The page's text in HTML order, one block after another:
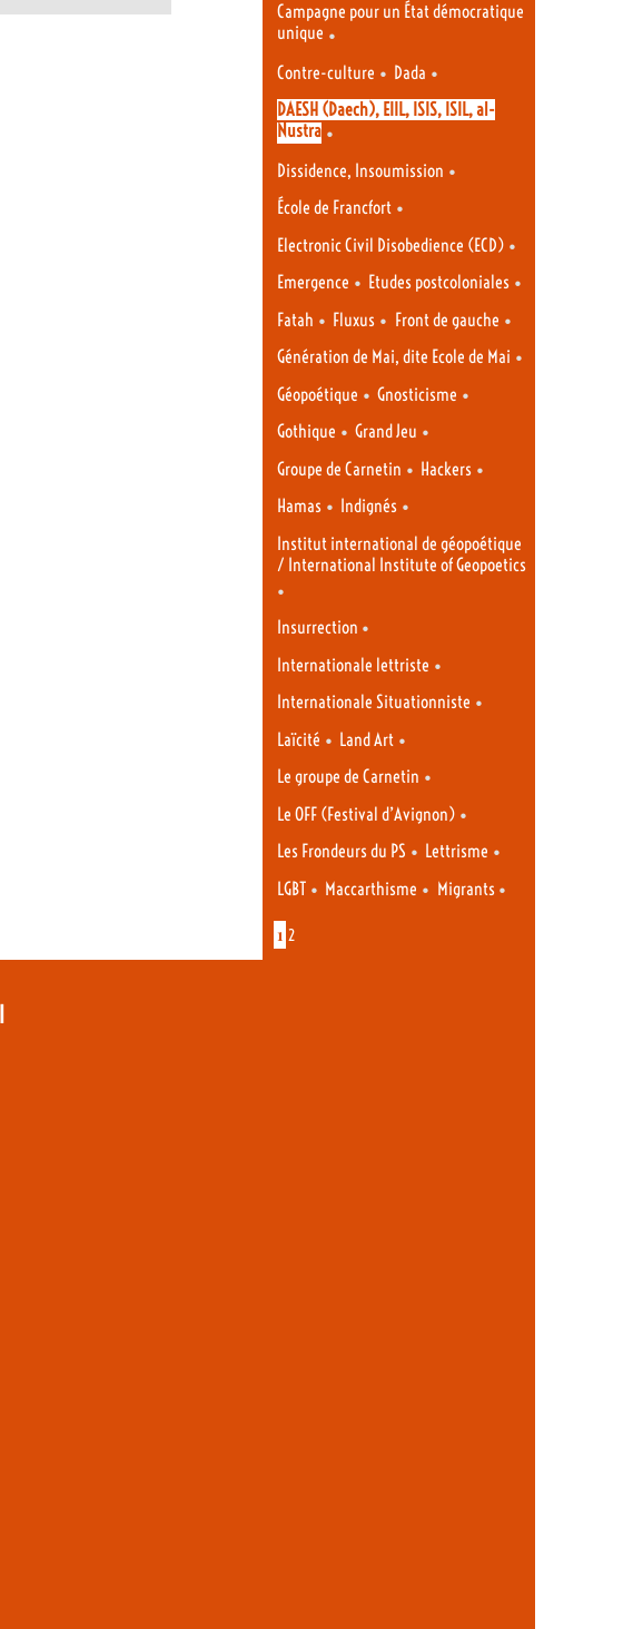
Campagne pour un État démocratique
unique •
Contre-culture • Dada •
DAESH (Daech), EIIL, ISIS, ISIL, al-
Nustra •
Dissidence, Insoumission •
École de Francfort •
Electronic Civil Disobedience (ECD) •
Emergence • Etudes postcoloniales •
Fatah • Fluxus • Front de gauche •
Génération de Mai, dite Ecole de Mai •
Géopoétique • Gnosticisme •
Gothique • Grand Jeu •
Groupe de Carnetin • Hackers •
Hamas • Indignés •
Institut international de géopoétique
/ International Institute of Geopoetics
•
Insurrection •
Internationale lettriste •
Internationale Situationniste •
Laïcité • Land Art •
Le groupe de Carnetin •
Le OFF (Festival d’Avignon) •
Les Frondeurs du PS • Lettrisme •
LGBT • Maccarthisme • Migrants •
1 2